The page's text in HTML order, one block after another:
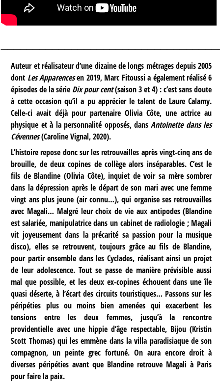
Auteur et réalisateur d’une dizaine de longs métrages depuis 2005
dont Les Apparencesen 2019, Marc Fitoussi a également réalisé 6
épisodes de la série Dix pour cent(saison 3 et 4) : c’est sans doute
à cette occasion qu’il a pu apprécier le talent de Laure Calamy.
Celle-ci avait déjà pour partenaire Olivia Côte, une actrice au
physique et à la personnalité opposés, dansAntoinette dans les
Cévennes(Caroline Vignal, 2020).
L’histoire repose donc sur les retrouvailles après vingt-cinq ans de
brouille, de deux copines de collège alors inséparables. C’est le
fils de Blandine (Olivia Côte), inquiet de voir sa mère sombrer
dans la dépression après le départ de son mari avec une femme
vingt ans plus jeune (air connu…), qui organise ses retrouvailles
avec Magali… Malgré leur choix de vie aux antipodes (Blandine
est salariée, manipulatrice dans un cabinet de radiologie ; Magali
vit joyeusement dans la précarité sa passion pour la musique
disco), elles se retrouvent, toujours grâce au fils de Blandine,
pour partir ensemble dans les Cyclades, réalisant ainsi un projet
de leur adolescence. Tout se passe de manière prévisible aussi
mal que possible, et les deux ex-copines échouent dans une île
quasi déserte, à l’écart des circuits touristiques… Passons sur les
péripéties plus ou moins bien amenées qui exacerbent les
tensions entre les deux femmes, jusqu’à la rencontre
providentielle avec une hippie d’âge respectable, Bijou (Kristin
Scott Thomas) qui les emmène dans la villa paradisiaque de son
compagnon, un peinte grec fortuné. On aura encore droit à
diverses péripéties avant que Blandine retrouve Magali à Paris
pour faire la paix.